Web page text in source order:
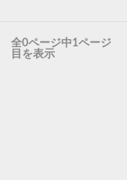
全0ページ中1ページ
目を表示